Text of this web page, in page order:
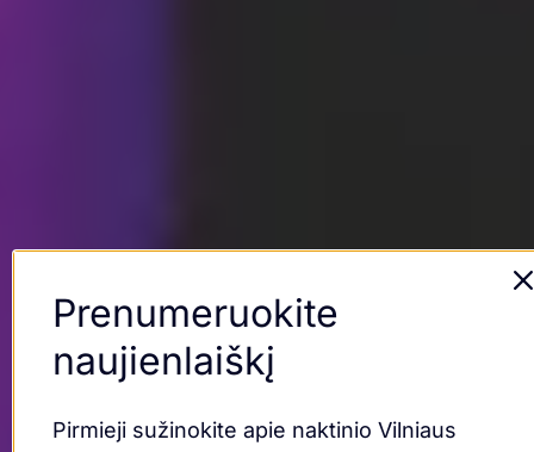
Prenumeruokite
naujienlaiškį
Pirmieji sužinokite apie naktinio Vilniaus